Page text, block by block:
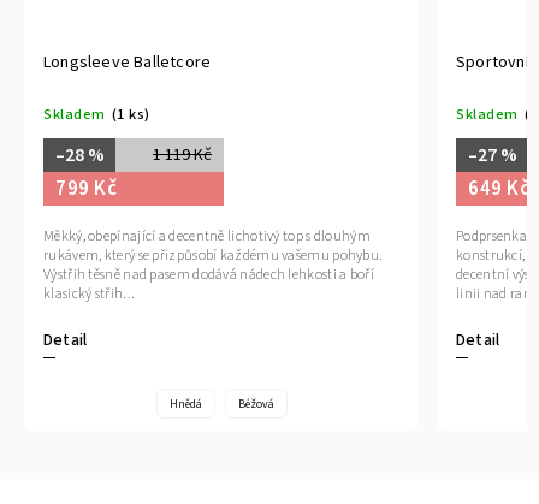
Longsleeve Balletcore
Skladem (1 ks)
1 119 Kč
–28 %
799 Kč
Detail
Měkký, obepínající a decentně lichotivý top s dlouhým
rukávem, který se přizpůsobí každému vašemu pohybu.
Výstřih těsně nad pasem dodává nádech lehkosti a boří
klasický střih...
Hnědá Béžová
Sportovní
Skladem
–27 %
649 Kč
Detail
Podprsenka
konstrukcí,
decentní
linii nad